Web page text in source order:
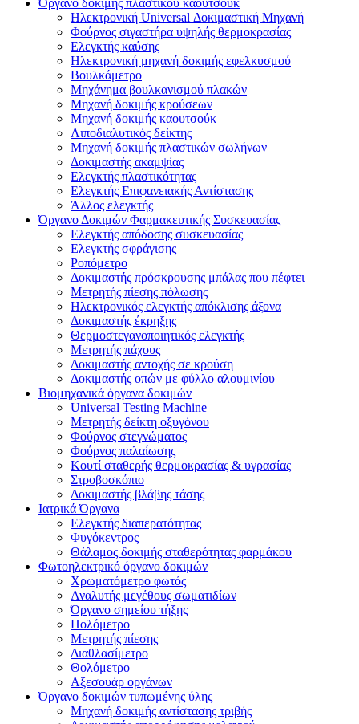
Ηλεκτρονική Universal Δοκιμαστική Μηχανή
Φούρνος σιγαστήρα υψηλής θερμοκρασίας
Ελεγκτής καύσης
Ηλεκτρονική μηχανή δοκιμής εφελκυσμού
Βουλκάμετρο
Μηχάνημα βουλκανισμού πλακών
Μηχανή δοκιμής κρούσεων
Μηχανή δοκιμής καουτσούκ
Λιποδιαλυτικός δείκτης
Μηχανή δοκιμής πλαστικών σωλήνων
Δοκιμαστής ακαμψίας
Ελεγκτής πλαστικότητας
Ελεγκτής Επιφανειακής Αντίστασης
Άλλος ελεγκτής
Όργανο Δοκιμών Φαρμακευτικής Συσκευασίας
Ελεγκτής απόδοσης συσκευασίας
Ελεγκτής σφράγισης
Ροπόμετρο
Δοκιμαστής πρόσκρουσης μπάλας που πέφτει
Μετρητής πίεσης πόλωσης
Ηλεκτρονικός ελεγκτής απόκλισης άξονα
Δοκιμαστής έκρηξης
Θερμοστεγανοποιητικός ελεγκτής
Μετρητής πάχους
Δοκιμαστής αντοχής σε κρούση
Δοκιμαστής οπών με φύλλο αλουμινίου
Βιομηχανικά όργανα δοκιμών
Universal Testing Machine
Μετρητής δείκτη οξυγόνου
Φούρνος στεγνώματος
Φούρνος παλαίωσης
Κουτί σταθερής θερμοκρασίας & υγρασίας
Στροβοσκόπιο
Δοκιμαστής βλάβης τάσης
Ιατρικά Όργανα
Ελεγκτής διαπερατότητας
Φυγόκεντρος
Θάλαμος δοκιμής σταθερότητας φαρμάκου
Φωτοηλεκτρικό όργανο δοκιμών
Χρωματόμετρο φωτός
Αναλυτής μεγέθους σωματιδίων
Όργανο σημείου τήξης
Πολόμετρο
Μετρητής πίεσης
Διαθλασίμετρο
Θολόμετρο
Αξεσουάρ οργάνων
Όργανο δοκιμών τυπωμένης ύλης
Μηχανή δοκιμής αντίστασης τριβής